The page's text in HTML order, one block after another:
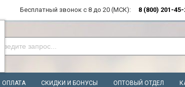
Бесплатный звонок с 8 до 20 (МСК): 8 (800) 201-45-
ОПЛАТА СКИДКИ И БОНУСЫ ОПТОВЫЙ ОТДЕЛ